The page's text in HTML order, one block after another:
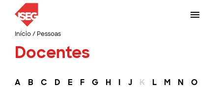
Início/ Pessoas
Docentes
A B C D E F G H I J K L M N O